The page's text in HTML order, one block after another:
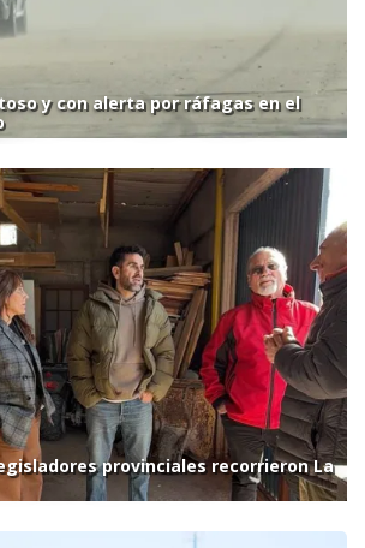
y con alerta por ráfagas en el
provinciales recorrieron La